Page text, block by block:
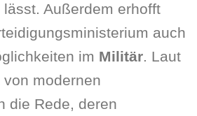
Außerdem erhofft
auch
im Militär. Laut
von modernen
die Rede, deren